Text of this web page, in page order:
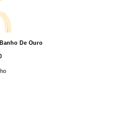
De Ouro
O
é: